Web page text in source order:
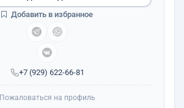
+7 (929) 622-66-81
Добавить в избранное
Пожаловаться на профиль